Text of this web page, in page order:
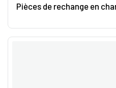
Pièces de rechange en